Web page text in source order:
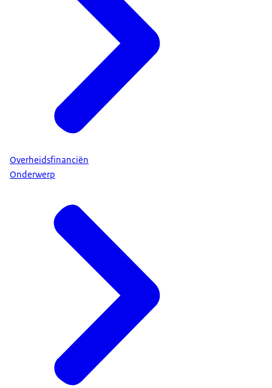
Overheidsfinanciën
Onderwerp